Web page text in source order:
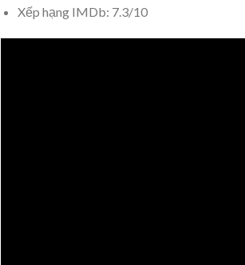
Xếp hạng IMDb: 7.3/10